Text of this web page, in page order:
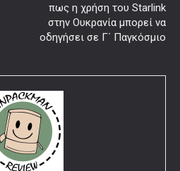
πως η χρήση του Starlink
στην Ουκρανία μπορεί να
οδηγήσει σε Γ΄ Παγκόσμιο